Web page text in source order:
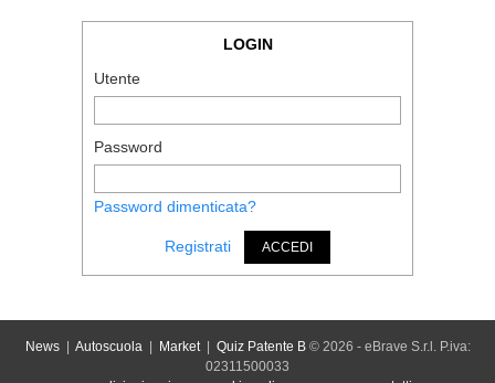
LOGIN
Utente
Password
Password dimenticata?
Registrati ACCEDI
News| Autoscuola| Market| Quiz Patente B© 2026 - eBrave S.r.l. P.iva:
02311500033